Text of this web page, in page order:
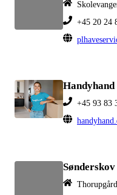
+45 20 24
Handyhand
+45 93 83